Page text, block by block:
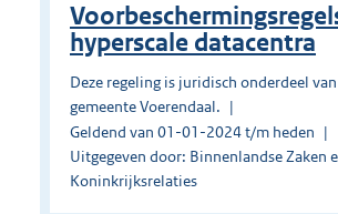
hyperscale datacentra
Deze regeling is juridisch onderdeel
gemeente Voerendaal.
Geldend van 01-01-2024 t/m heden
Uitgegeven door: Binnenlandse Zaken
Koninkrijksrelaties